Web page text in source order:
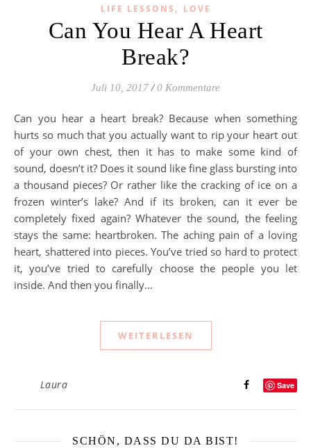
LIFE LESSONS , LOVE
Can You Hear A Heart
Break?
Juli 10, 2017 / 0 Kommentare
Can you hear a heart break? Because when something
hurts so much that you actually want to rip your heart out
of your own chest, then it has to make some kind of
sound, doesn’t it? Does it sound like fine glass bursting into
a thousand pieces? Or rather like the cracking of ice on a
frozen winter’s lake? And if its broken, can it ever be
completely fixed again? Whatever the sound, the feeling
stays the same: heartbroken. The aching pain of a loving
heart, shattered into pieces. You’ve tried so hard to protect
it, you’ve tried to carefully choose the people you let
inside. And then you finally…
WEITERLESEN
Laura Save
SCHÖN, DASS DU DA BIST!